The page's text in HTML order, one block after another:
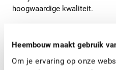
Heembouw maakt gebruik
Om je ervaring op onze
hoogwaardige kwaliteit.
appartementen verhuren. Met
overeengekomen, dat 53 van
middenhuursegment zullen